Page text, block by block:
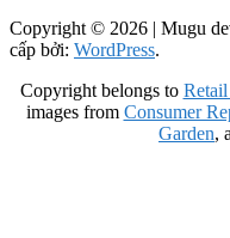
Copyright © 2026 | Mugu
cấp bởi: WordPress.
Copyright belongs to
images from Consumer
Garden,